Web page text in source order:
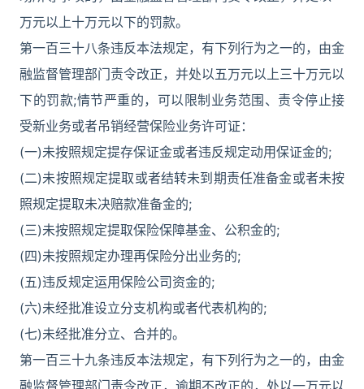
万元以上十万元以下的罚款。
第一百三十八条违反本法规定，有下列行为之一的，由金
融监督管理部门责令改正，并处以五万元以上三十万元以
下的罚款;情节严重的，可以限制业务范围、责令停止接
受新业务或者吊销经营保险业务许可证：
(一)未按照规定提存保证金或者违反规定动用保证金的;
(二)未按照规定提取或者结转未到期责任准备金或者未按
照规定提取未决赔款准备金的;
(三)未按照规定提取保险保障基金、公积金的;
(四)未按照规定办理再保险分出业务的;
(五)违反规定运用保险公司资金的;
(六)未经批准设立分支机构或者代表机构的;
(七)未经批准分立、合并的。
第一百三十九条违反本法规定，有下列行为之一的，由金
融监督管理部门责令改正，逾期不改正的，处以一万元以